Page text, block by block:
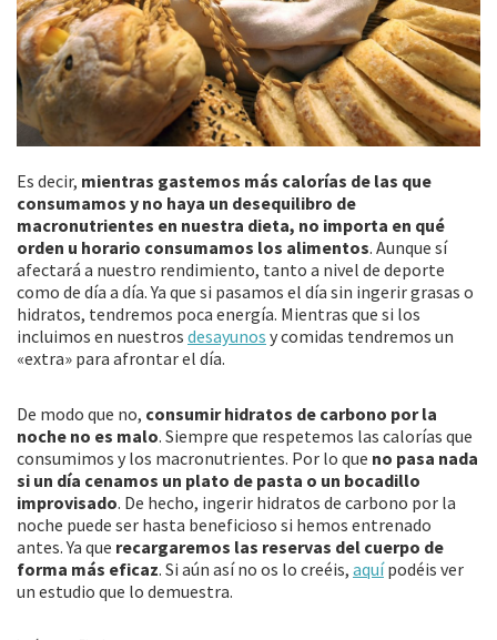
Es decir, mientras gastemos más calorías de las que
consumamos y no haya un desequilibro de
macronutrientes en nuestra dieta, no importa en qué
orden u horario consumamos los alimentos. Aunque sí
afectará a nuestro rendimiento, tanto a nivel de deporte
como de día a día. Ya que si pasamos el día sin ingerir grasas o
hidratos, tendremos poca energía. Mientras que si los
incluimos en nuestros desayunos y comidas tendremos un
«extra» para afrontar el día.
De modo que no, consumir hidratos de carbono por la
noche no es malo. Siempre que respetemos las calorías que
consumimos y los macronutrientes. Por lo que no pasa nada
si un día cenamos un plato de pasta o un bocadillo
improvisado. De hecho, ingerir hidratos de carbono por la
noche puede ser hasta beneficioso si hemos entrenado
antes. Ya que recargaremos las reservas del cuerpo de
forma más eficaz. Si aún así no os lo creéis, aquípodéis ver
un estudio que lo demuestra.